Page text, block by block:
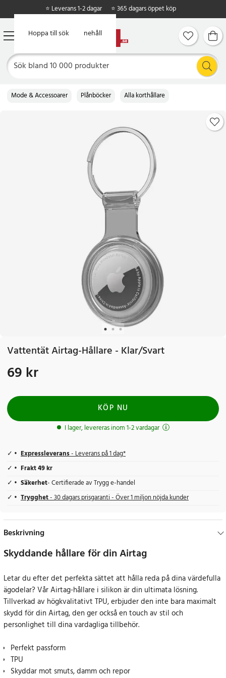
Hoppa till huvudinnehåll
Hoppa till sök
⭐ Leverans 1-2 dagar ⭐ 365 dagars öppet köp
Mode & Accessoarer Plånböcker Alla korthållare
Vattentät Airtag-Hållare - Klar/Svart
Pris: 69 kr
69 kr
KÖP NU
I lager, levereras inom 1-2 vardagar
Expressleverans- Leverans på 1 dag*
Frakt 49 kr
Säkerhet- Certifierade av Trygg e-handel
Trygghet- 30 dagars prisgaranti - Över 1 miljon nöjda kunder
Beskrivning
Skyddande hållare för din Airtag
Letar du efter det perfekta sättet att hålla reda på dina värdefulla
ägodelar? Vår Airtag-hållare i silikon är din ultimata lösning.
Tillverkad av högkvalitativt TPU, erbjuder den inte bara maximalt
skydd för din Airtag, den ger också en touch av stil och
personlighet till dina vardagliga tillbehör.
Perfekt passform
TPU
Skyddar mot smuts, damm och repor